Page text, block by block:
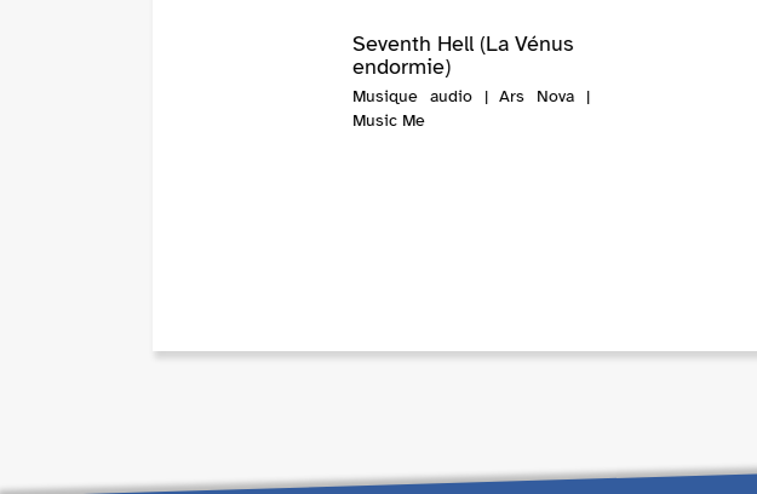
Seventh Hell (La Vénus
endormie)
Musique audio | Ars Nova |
Music Me